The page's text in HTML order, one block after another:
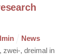
News
zwei-, dreimal in